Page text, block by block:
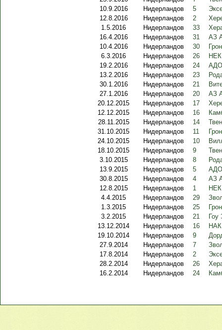
10.9.2016
Нидерландов 5
12.8.2016
Нидерландов 2
1.5.2016
Нидерландов 33
16.4.2016
Нидерландов 31
АЗ
10.4.2016
Нидерландов 30
6.3.2016
Нидерландов 26
НЕК
19.2.2016
Нидерландов 24
АДО
13.2.2016
Нидерландов 23
30.1.2016
Нидерландов 21
27.1.2016
Нидерландов 20
АЗ
20.12.2015
Нидерландов 17
12.12.2015
Нидерландов 16
28.11.2015
Нидерландов 14
31.10.2015
Нидерландов 11
24.10.2015
Нидерландов 10
18.10.2015
Нидерландов 9
3.10.2015
Нидерландов 8
13.9.2015
Нидерландов 5
АДО
30.8.2015
Нидерландов 4
АЗ
12.8.2015
Нидерландов 1
НЕК
4.4.2015
Нидерландов 29
1.3.2015
Нидерландов 25
3.2.2015
Нидерландов 21
Гоу
13.12.2014
Нидерландов 16
19.10.2014
Нидерландов 9
27.9.2014
Нидерландов 7
17.8.2014
Нидерландов 2
28.2.2014
Нидерландов 26
16.2.2014
Нидерландов 24